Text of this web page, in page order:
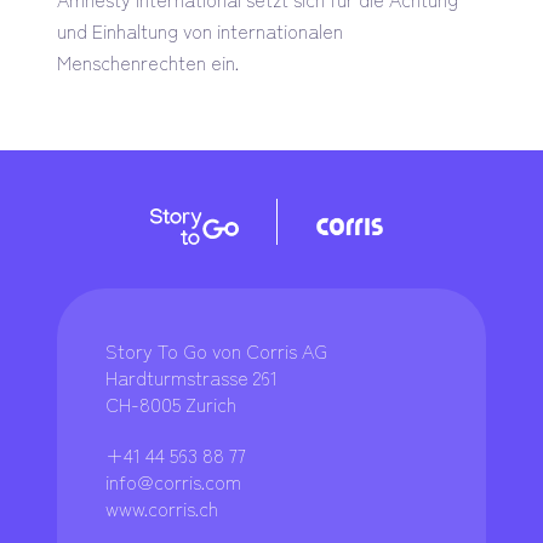
und Einhaltung von internationalen
Menschenrechten ein.
Story To Go von Corris AG
Hardturmstrasse 261
CH-8005 Zurich
+41 44 563 88 77
info@corris.com
www.corris.ch